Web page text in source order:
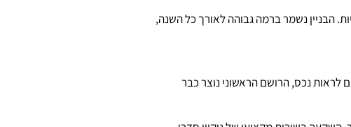
הבניין נשמר ברמה גבוהה לאורך כל השנה,
לראות נכס, הרושם הראשוני נוצר כבר